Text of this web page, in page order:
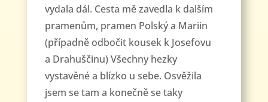
vydala dál. Cesta mě zavedla k dalším
pramenům, pramen Polský a Mariin
(případně odbočit kousek k Josefovu
a Drahuščinu) Všechny hezky
vystavěné a blízko u sebe. Osvěžila
jsem se tam a konečně se taky